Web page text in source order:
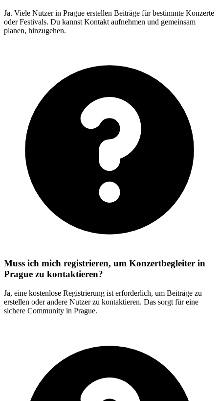
Ja. Viele Nutzer in Prague erstellen Beiträge für bestimmte Konzerte
oder Festivals. Du kannst Kontakt aufnehmen und gemeinsam
planen, hinzugehen.
Muss ich mich registrieren, um Konzertbegleiter in
Prague zu kontaktieren?
Ja, eine kostenlose Registrierung ist erforderlich, um Beiträge zu
erstellen oder andere Nutzer zu kontaktieren. Das sorgt für eine
sichere Community in Prague.